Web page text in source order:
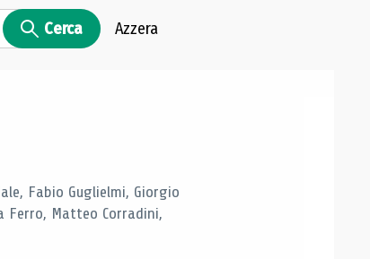
Cerca Azzera
Fabio Guglielmi, Giorgio
Ferro, Matteo Corradini,